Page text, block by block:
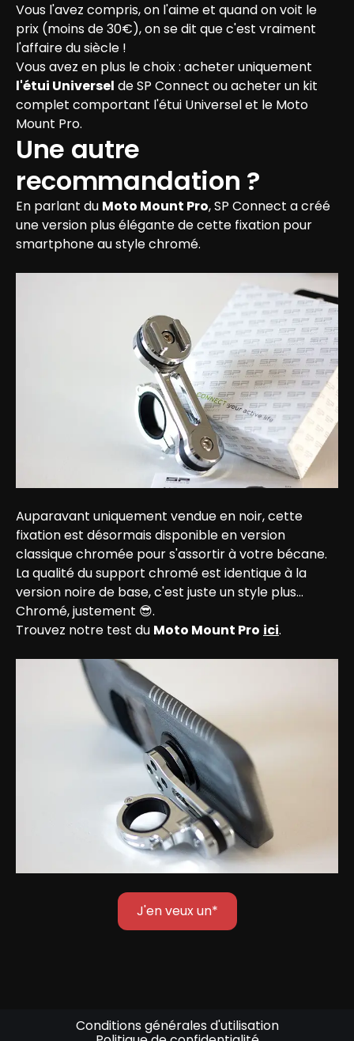
Vous l'avez compris, on l'aime et quand on voit le
prix (moins de 30€), on se dit que c'est vraiment
l'affaire du siècle !
Vous avez en plus le choix : acheter uniquement
l'étui Universel de SP Connect ou acheter un kit
complet comportant l'étui Universel et le Moto
Mount Pro.
Une autre
recommandation ?
En parlant du Moto Mount Pro, SP Connect a créé
une version plus élégante de cette fixation pour
smartphone au style chromé.
Auparavant uniquement vendue en noir, cette
fixation est désormais disponible en version
classique chromée pour s'assortir à votre bécane.
La qualité du support chromé est identique à la
version noire de base, c'est juste un style plus…
Chromé, justement 😎.
Trouvez notre test du Moto Mount Pro ici.
J'en veux un*
Conditions générales d'utilisation